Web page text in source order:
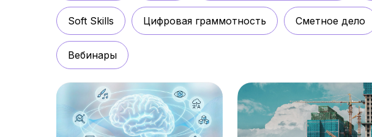
Soft Skills Цифровая граммотность Сметное дело
Вебинары